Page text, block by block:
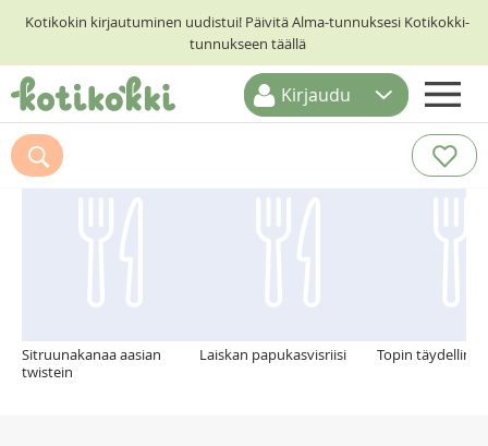
Kotikokin kirjautuminen uudistui! Päivitä Alma-tunnuksesi Kotikokki-
tunnukseen täällä
ETUSIVU
RESEPTIHAKU
Kirjaudu
Suosittelemme myös
Sitruunakanaa aasian
twistein
Laiskan papukasvisriisi Topin